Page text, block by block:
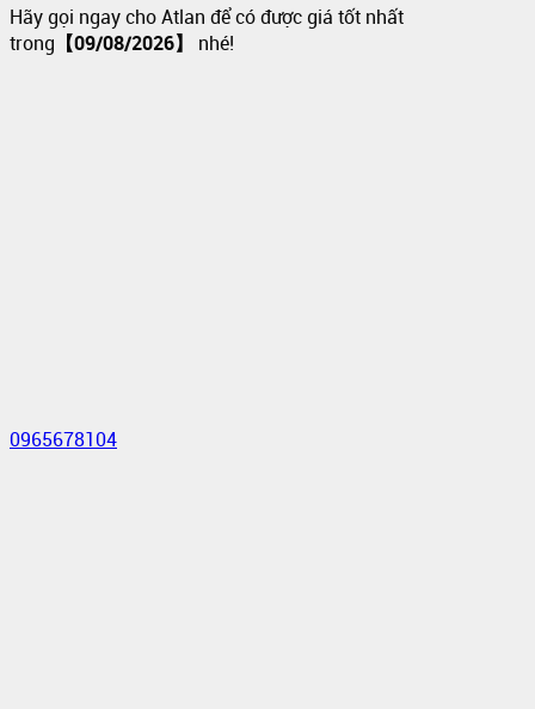
Hãy gọi ngay cho Atlan để có được giá tốt nhất
trong 【09/08/2026】 nhé!
0965678104